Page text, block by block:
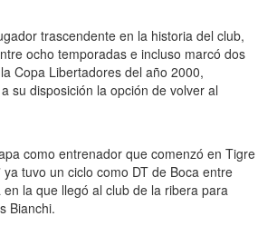
trascendente en la historia del club,
ocho temporadas e incluso marcó dos
Copa Libertadores del año 2000,
su disposición la opción de volver al
como entrenador que comenzó en Tigre
ya tuvo un ciclo como DT de Boca entre
la que llegó al club de la ribera para
Bianchi.